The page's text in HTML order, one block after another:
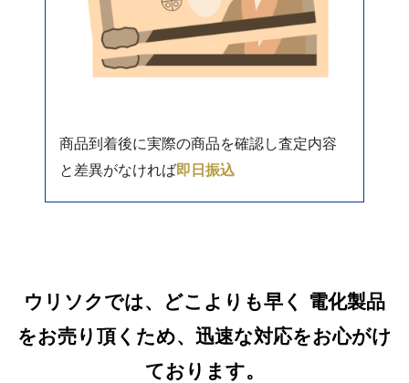
商品到着後に実際の商品を確認し査定内容
と差異がなければ即日振込
ウリソクでは、どこよりも早く 電化製品
をお売り頂くため、迅速な対応をお心がけ
ております。